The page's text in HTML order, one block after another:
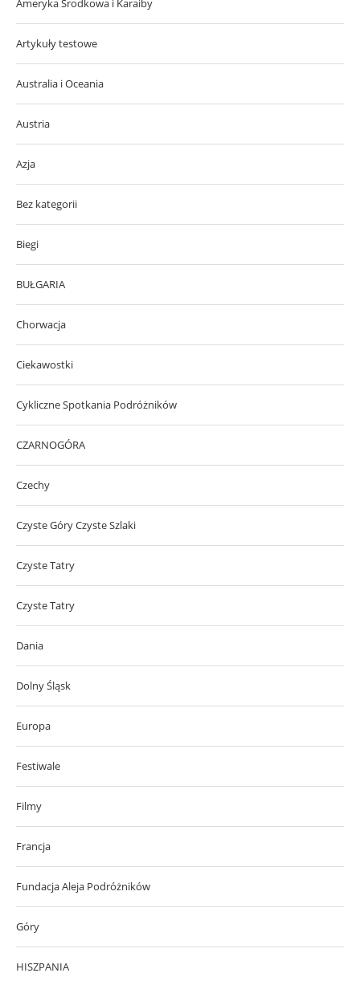
Ameryka Środkowa i Karaiby
Artykuły testowe
Australia i Oceania
Austria
Azja
Bez kategorii
Biegi
BUŁGARIA
Chorwacja
Ciekawostki
Cykliczne Spotkania Podróżników
CZARNOGÓRA
Czechy
Czyste Góry Czyste Szlaki
Czyste Tatry
Czyste Tatry
Dania
Dolny Śląsk
Europa
Festiwale
Filmy
Francja
Fundacja Aleja Podróżników
Góry
HISZPANIA